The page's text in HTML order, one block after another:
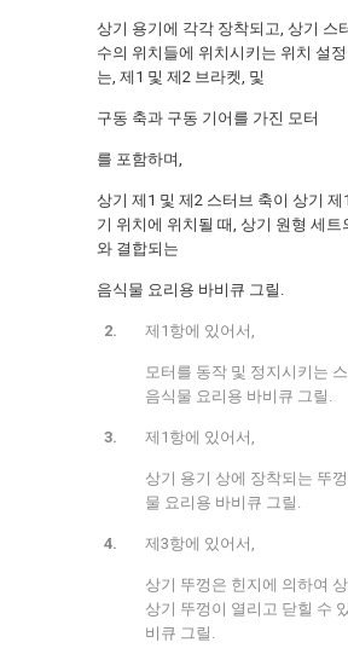
상기 용기에 각각 장착되고, 상기 스
수의 위치들에 위치시키는 위치 설
는, 제1 및 제2 브라켓, 및
구동 축과 구동 기어를 가진 모터
를 포함하며,
상기 제1 및 제2 스터브 축이 상기
기 위치에 위치될 때, 상기 원형 세트
와 결합되는
음식물 요리용 바비큐 그릴.
제1항에 있어서,
모터를 동작 및 정지시키는
음식물 요리용 바비큐 그릴.
제1항에 있어서,
상기 용기 상에 장착되는 뚜
물 요리용 바비큐 그릴.
제3항에 있어서,
상기 뚜껑은 힌지에 의하여
상기 뚜껑이 열리고 닫힐 수
비큐 그릴.